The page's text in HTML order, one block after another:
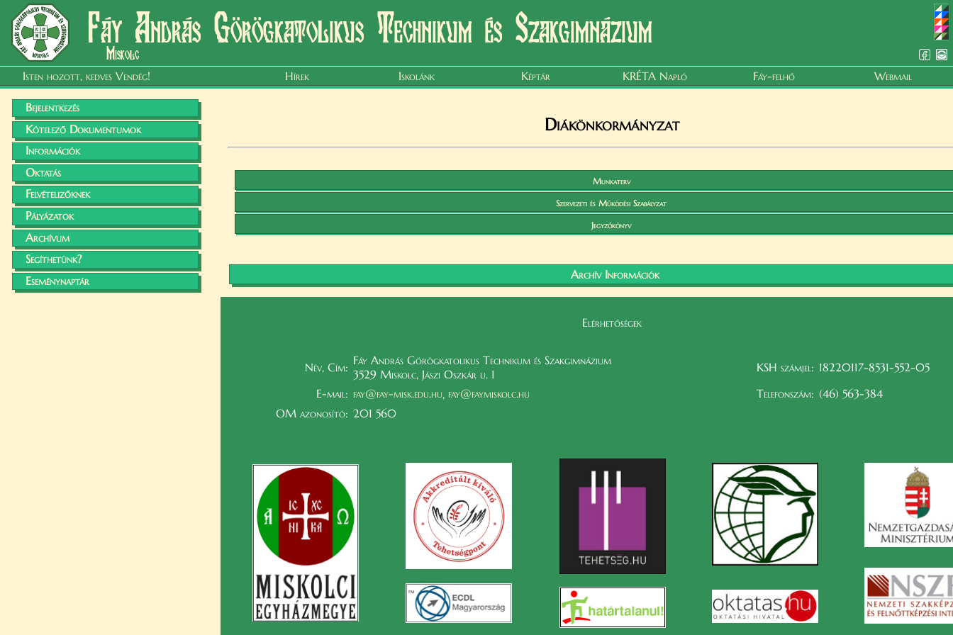
Fáy András Görögkatolikus Technikum és Szakgimnázium
Miskolc
Isten hozott, kedves Vendég! Hírek Iskolánk Képtár KRÉTA Napló Fáy-felhő Webmail
Bejelentkezés
Kötelező Dokumentumok
Információk
Oktatás
Felvételizőknek
Pályázatok
Archívum
Segíthetünk?
Eseménynaptár
Diákönkormányzat
Munkaterv
Szervezeti és Működési Szabályzat
Jegyzőkönyv
Archív Információk
Elérhetőségek
Név, Cím: Fáy András Görögkatolikus Technikum és Szakgimnázium
3529 Miskolc, Jászi Oszkár u. 1
KSH számjel: 18220117-8531-552-05
E-mail: fay@fay-misk.edu.hu, fay@faymiskolc.hu Telefonszám: (46) 563-384
OM azonosító: 201 560